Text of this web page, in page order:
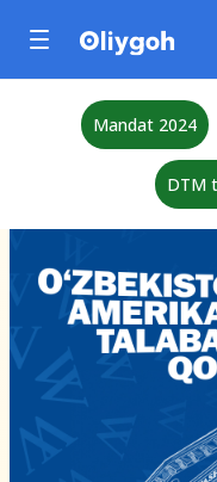
Mandat 2024
DTM